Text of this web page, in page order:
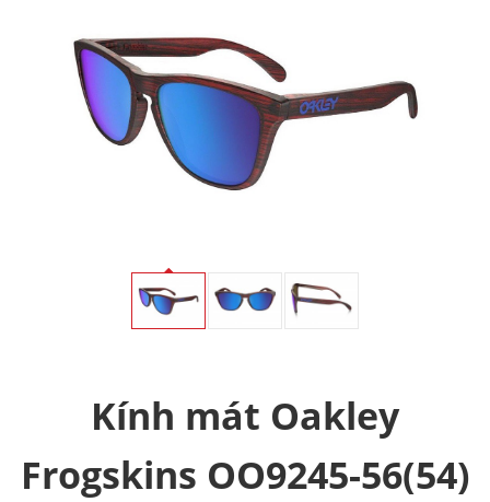
Kính mát Oakley
Frogskins OO9245-56(54)